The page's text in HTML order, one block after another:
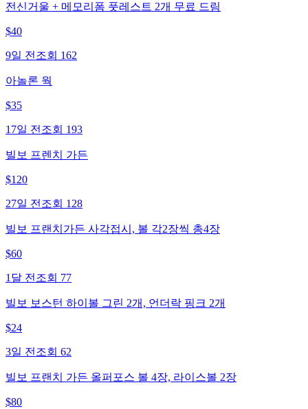
전신거울 + 메모리폼 풋레스트 2개 무료 드림
$40
9일 전 조회 162
아놀론 웍
$35
17일 전 조회 193
빌보 프렌치 가든
$120
27일 전 조회 128
빌보 프랜치가든 사각접시, 볼 각2장씩 총4장
$60
1달 전 조회 77
빌보 보스턴 하이볼 그린 2개, 언더락 핑크 2개
$24
3일 전 조회 62
빌보 프랜치 가든 올퍼포스 볼 4장, 라이스볼 2장
$80